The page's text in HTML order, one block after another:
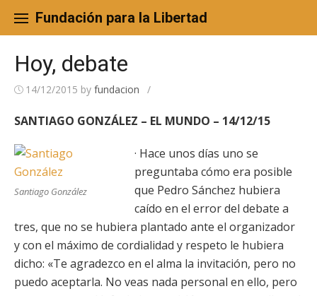
content
Fundación para la Libertad
Hoy, debate
14/12/2015 by fundacion /
SANTIAGO GONZÁLEZ – EL MUNDO – 14/12/15
Santiago González
· Hace unos días uno se
preguntaba cómo era posible
que Pedro Sánchez hubiera
caído en el error del debate a
tres, que no se hubiera plantado ante el organizador
y con el máximo de cordialidad y respeto le hubiera
dicho: «Te agradezco en el alma la invitación, pero no
puedo aceptarla. No veas nada personal en ello, pero